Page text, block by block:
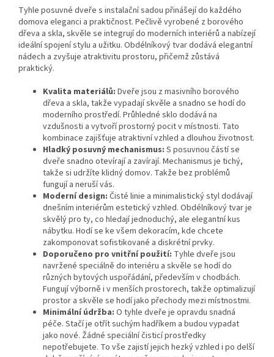
Tyhle posuvné dveře s instalační sadou přinášejí do každého
domova eleganci a praktičnost. Pečlivě vyrobené z borového
dřeva a skla, skvěle se integrují do moderních interiérů a nabízejí
ideální spojení stylu a užitku. Obdélníkový tvar dodává elegantní
nádech a zvyšuje atraktivitu prostoru, přičemž zůstává
praktický.
Kvalita materiálů: Dveře jsou z masivního borového
dřeva a skla, takže vypadají skvěle a snadno se hodí do
moderního prostředí. Průhledné sklo dodává na
vzdušnosti a vytvoří prostorný pocit v místnosti. Tato
kombinace zajišťuje atraktivní vzhled a dlouhou životnost.
Hladký posuvný mechanismus: S posuvnou částí se
dveře snadno otevírají a zavírají. Mechanismus je tichý,
takže si udržíte klidný domov. Takže bez problémů
fungují a neruší vás.
Moderní design: Čisté linie a minimalistický styl dodávají
dnešním interiérům estetický vzhled. Obdélníkový tvar je
skvělý pro ty, co hledají jednoduchý, ale elegantní kus
nábytku. Hodí se ke všem dekoracím, kde chcete
zakomponovat sofistikované a diskrétní prvky.
Doporučeno pro vnitřní použití: Tyhle dveře jsou
navržené speciálně do interiéru a skvěle se hodí do
různých bytových uspořádání, především v chodbách.
Fungují výborně i v menších prostorech, takže optimalizují
prostor a skvěle se hodí jako přechody mezi místnostmi.
Minimální údržba: O tyhle dveře je opravdu snadná
péče. Stačí je otřít suchým hadříkem a budou vypadat
jako nové. Žádné speciální čisticí prostředky
nepotřebujete. To vše zajistí jejich hezký vzhled i po delší